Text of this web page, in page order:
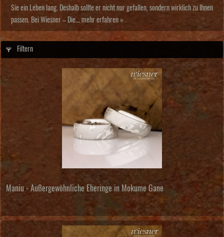
Sie ein Leben lang. Deshalb sollte er nicht nur gefallen, sondern wirklich zu Ihnen
passen. Bei Wiesner – Die... mehr erfahren »
Filtern
Maniu - Außergewöhnliche Eheringe in Mokume Gane